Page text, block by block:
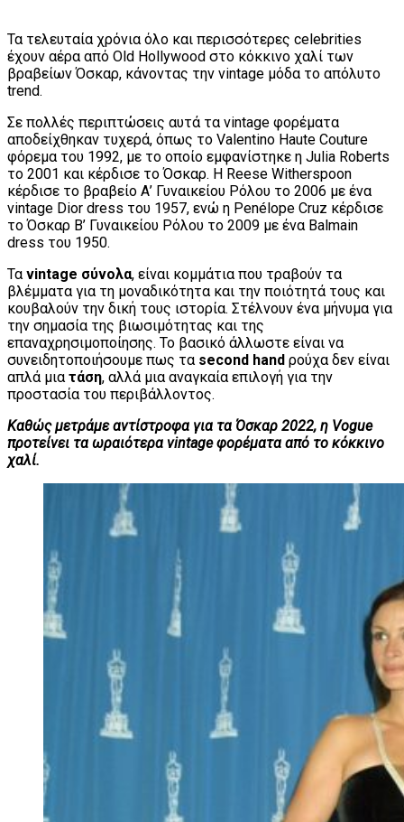
Τα τελευταία χρόνια όλο και περισσότερες celebrities
έχουν αέρα από Old Hollywood στο κόκκινο χαλί των
βραβείων Όσκαρ, κάνοντας την vintage μόδα το απόλυτο
trend.
Σε πολλές περιπτώσεις αυτά τα vintage φορέματα
αποδείχθηκαν τυχερά, όπως το Valentino Haute Couture
φόρεμα του 1992, με το οποίο εμφανίστηκε η Julia Roberts
το 2001 και κέρδισε το Όσκαρ. Η Reese Witherspoon
κέρδισε το βραβείο Α’ Γυναικείου Ρόλου το 2006 με ένα
vintage Dior dress του 1957, ενώ η Penélope Cruz κέρδισε
το Όσκαρ Β’ Γυναικείου Ρόλου το 2009 με ένα Balmain
dress του 1950.
Τα vintage σύνολα, είναι κομμάτια που τραβούν τα
βλέμματα για τη μοναδικότητα και την ποιότητά τους και
κουβαλούν την δική τους ιστορία. Στέλνουν ένα μήνυμα για
την σημασία της βιωσιμότητας και της
επαναχρησιμοποίησης. Το βασικό άλλωστε είναι να
συνειδητοποιήσουμε πως τα second hand ρούχα δεν είναι
απλά μια τάση, αλλά μια αναγκαία επιλογή για την
προστασία του περιβάλλοντος.
Καθώς μετράμε αντίστροφα για τα Όσκαρ 2022, η Vogue
προτείνει τα ωραιότερα vintage φορέματα από το κόκκινο
χαλί.